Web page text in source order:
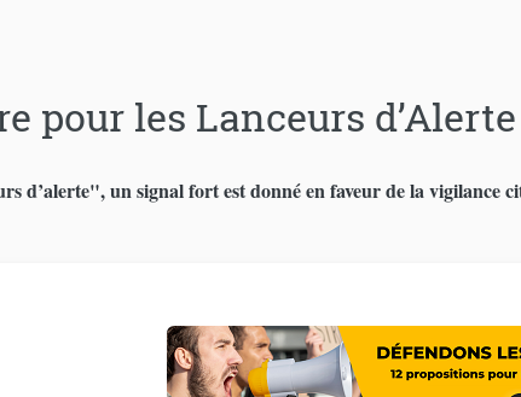
pour les Lanceurs d’Alerte
d’alerte", un signal fort est donné en faveur de la vigilance